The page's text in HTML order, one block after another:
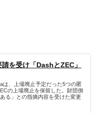
を受け「DashとZEC」
は、上場廃止予定だった5つの匿
の上場廃止を保留した。財団側
る」との指摘内容を受けた変更